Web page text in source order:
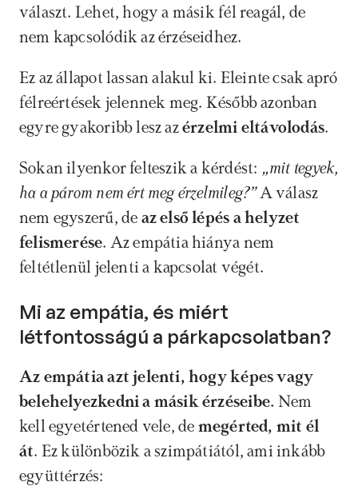
választ. Lehet, hogy a másik fél reagál, de
nem kapcsolódik az érzéseidhez.
Ez az állapot lassan alakul ki. Eleinte csak apró
félreértések jelennek meg. Később azonban
egyre gyakoribb lesz az érzelmi eltávolodás.
Sokan ilyenkor felteszik a kérdést: „mit tegyek,
ha a párom nem ért meg érzelmileg?” A válasz
nem egyszerű, de az első lépés a helyzet
felismerése. Az empátia hiánya nem
feltétlenül jelenti a kapcsolat végét.
Mi az empátia, és miért
létfontosságú a párkapcsolatban?
Az empátia azt jelenti, hogy képes vagy
belehelyezkedni a másik érzéseibe. Nem
kell egyetértened vele, de megérted, mit él
át. Ez különbözik a szimpátiától, ami inkább
együttérzés: